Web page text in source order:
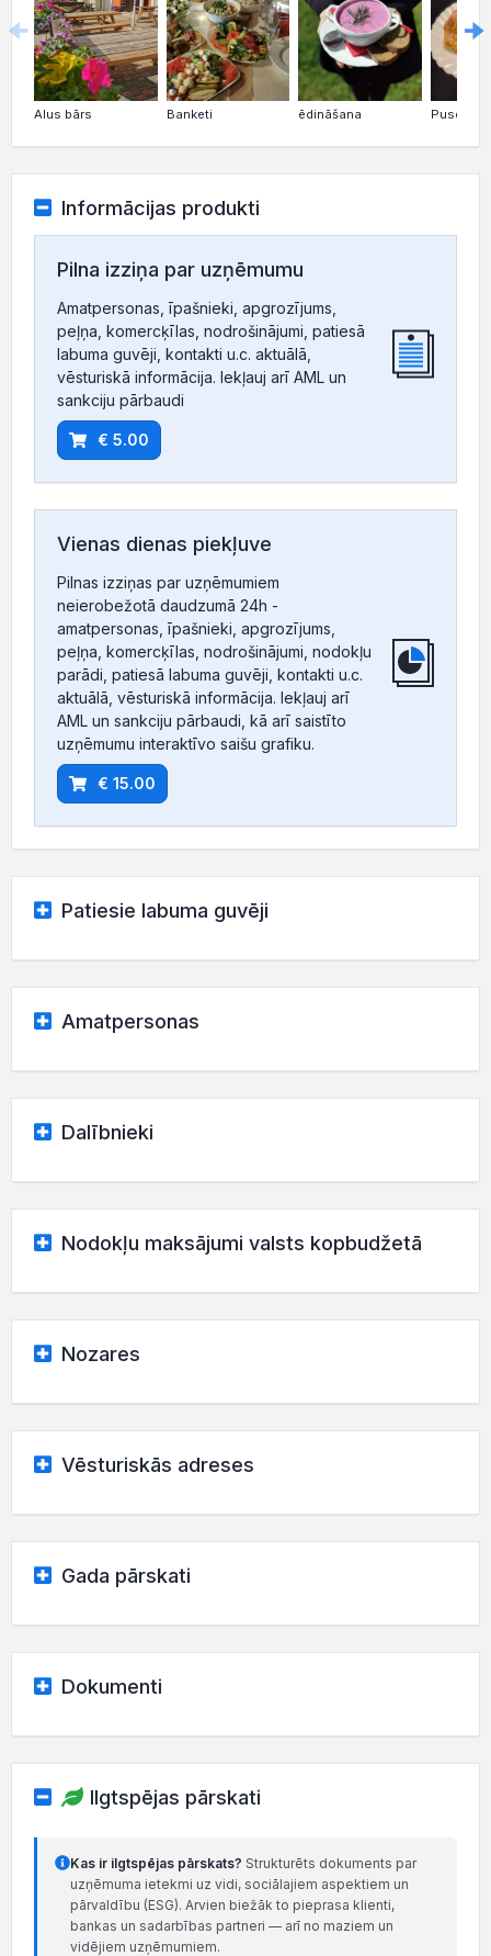
Alus bārs Banketi ēdināšana
Informācijas produkti
Pilna izziņa par uzņēmumu
Amatpersonas, īpašnieki, apgrozījums,
peļņa, komercķīlas, nodrošinājumi, patiesā
labuma guvēji, kontakti u.c. aktuālā,
vēsturiskā informācija. Iekļauj arī AML un
sankciju pārbaudi
€ 5.00
Vienas dienas piekļuve
Pilnas izziņas par uzņēmumiem
neierobežotā daudzumā 24h -
amatpersonas, īpašnieki, apgrozījums,
peļņa, komercķīlas, nodrošinājumi, nodokļu
parādi, patiesā labuma guvēji, kontakti u.c.
aktuālā, vēsturiskā informācija. Iekļauj arī
AML un sankciju pārbaudi, kā arī saistīto
uzņēmumu interaktīvo saišu grafiku.
€ 15.00
Patiesie labuma guvēji
Amatpersonas
Dalībnieki
Nodokļu maksājumi valsts kopbudžetā
Nozares
Vēsturiskās adreses
Gada pārskati
Dokumenti
Ilgtspējas pārskati
Kas ir ilgtspējas pārskats? Strukturēts dokuments par
uzņēmuma ietekmi uz vidi, sociālajiem aspektiem un
pārvaldību (ESG). Arvien biežāk to pieprasa klienti,
bankas un sadarbības partneri — arī no maziem un
vidējiem uzņēmumiem.